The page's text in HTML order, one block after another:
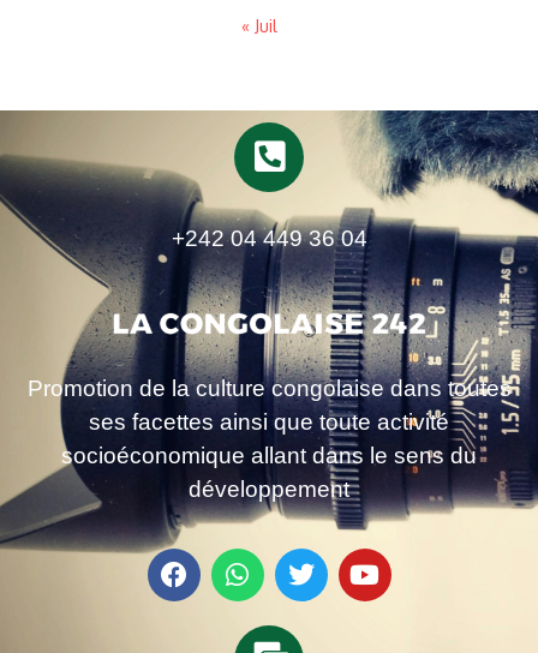
« Juil
+242 04 449 36 04
Promotion de la culture congolaise dans toutes
ses facettes ainsi que toute activité
socioéconomique allant dans le sens du
développement